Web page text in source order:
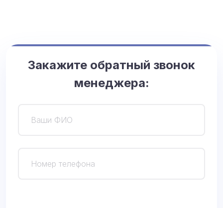
Закажите обратный звонок
менеджера: